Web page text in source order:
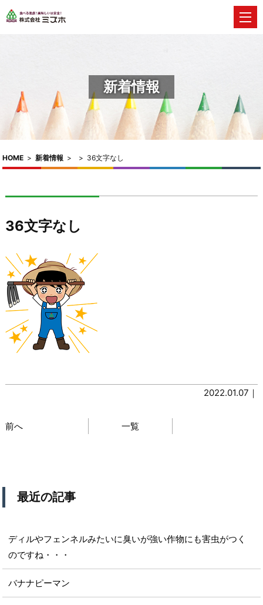
新着情報
HOME > 新着情報 > > 36文字なし
36文字なし
2022.01.07｜
前へ 一覧
最近の記事
ディルやフェンネルみたいに臭いが強い作物にも害虫がつく
のですね・・・
バナナピーマン